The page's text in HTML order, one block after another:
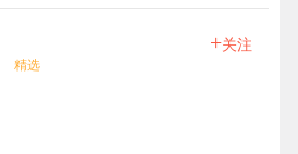
精选
+关注